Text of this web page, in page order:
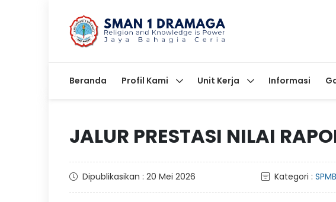
Beranda Profil Kami Unit Kerja Informasi
JALUR PRESTASI NILAI
Dipublikasikan : 20 Mei 2026 Kategori :